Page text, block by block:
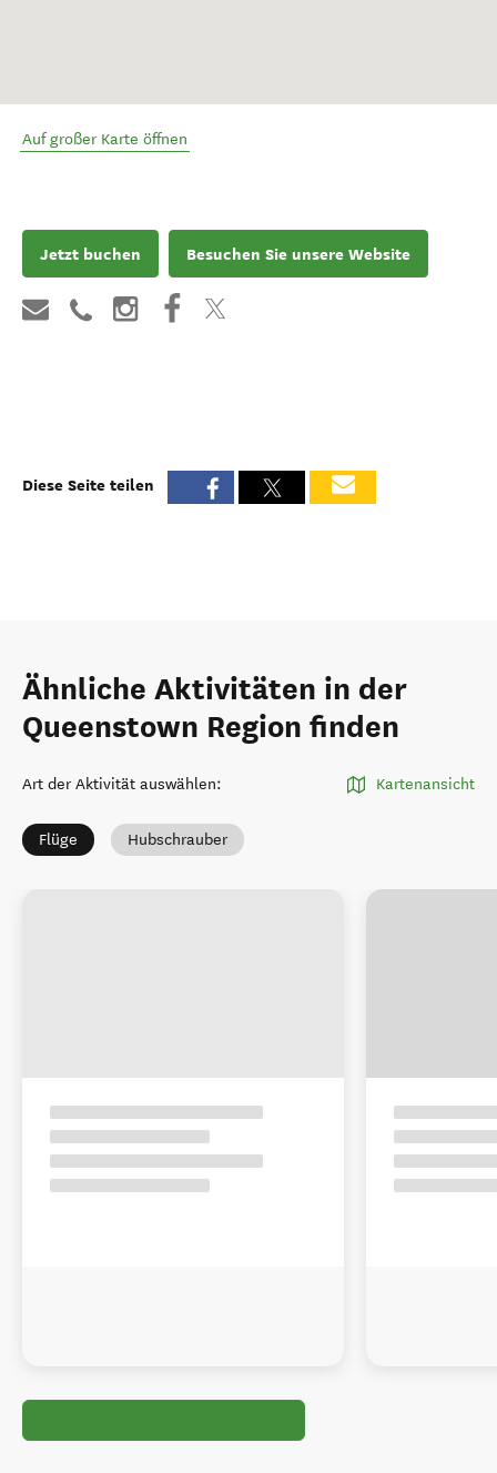
Auf großer Karte öffnen
Jetzt buchen Besuchen Sie unsere Website
Diese Seite teilen
Ähnliche Aktivitäten in der
Queenstown Region finden
Art der Aktivität auswählen: Kartenansicht
Flüge Hubschrauber